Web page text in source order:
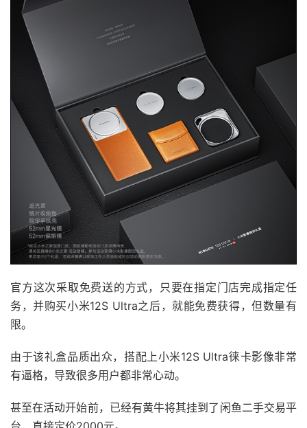
官方这次采取免费送的方式，只要在指定门店完成指定任
务，并购买小米12S Ultra之后，就能免费获得，但数量有
限。
由于该礼盒品质出众，搭配上小米12S Ultra徕卡影像非常
有逼格，导致很多用户都非常心动。
甚至在活动开始前，已经有黄牛将其挂到了闲鱼二手交易平